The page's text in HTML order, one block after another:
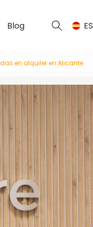
Blog
ES
en alquiler en Alicante